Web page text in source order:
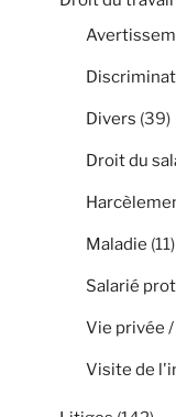
Divers (39)
Droit du
Maladie (11)
Salarié
Vie privée
Visite de